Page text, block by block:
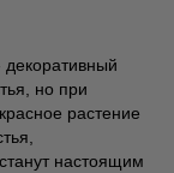
но при
растение
настоящим